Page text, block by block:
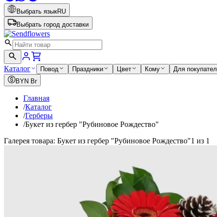
Выбрать языкRU
Выбрать город доставки
Каталог Повод Праздники Цвет Кому
Для
BYN Br
Главная
/Каталог
/Герберы
/Букет из гербер "Рубиновое Рождество"
Галерея товара: Букет из гербер "Рубиновое Рождество"1 из 1